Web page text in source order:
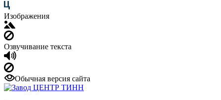
Изображения
Озвучивание текста
Обычная версия сайта